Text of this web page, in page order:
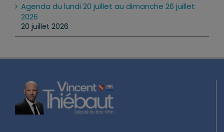
Agenda du lundi 20 juillet au dimanche 26 juillet
2026
20 juillet 2026